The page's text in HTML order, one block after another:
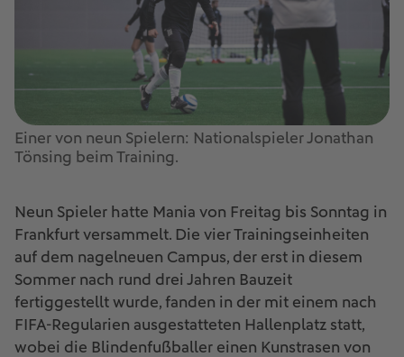
Einer von neun Spielern: Nationalspieler Jonathan
Tönsing beim Training.
Neun Spieler hatte Mania von Freitag bis Sonntag in
Frankfurt versammelt. Die vier Trainingseinheiten
auf dem nagelneuen Campus, der erst in diesem
Sommer nach rund drei Jahren Bauzeit
fertiggestellt wurde, fanden in der mit einem nach
FIFA-Regularien ausgestatteten Hallenplatz statt,
wobei die Blindenfußballer einen Kunstrasen von